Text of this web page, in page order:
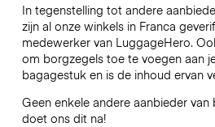
In tegenstelling tot andere
zijn al onze winkels in Franca
medewerker van LuggageHero.
om borgzegels toe te voegen aan
bagagestuk en is de inhoud ervan
Geen enkele andere aanbieder
doet ons dit na!